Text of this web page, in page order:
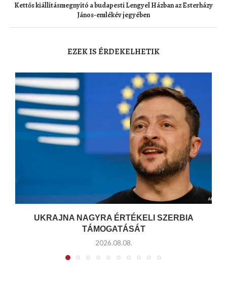
Kettős kiállításmegnyitó a budapesti Lengyel Házban az Esterházy
János-emlékév jegyében
EZEK IS ÉRDEKELHETIK
UKRAJNA NAGYRA ÉRTÉKELI SZERBIA
TÁMOGATÁSÁT
2026.08.08.